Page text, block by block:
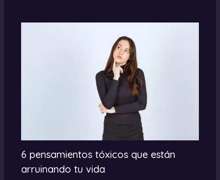
6 pensamientos tóxicos que están
arruinando tu vida